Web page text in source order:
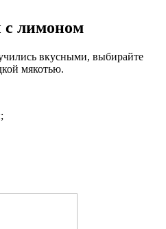
лимоном
вкусными, выбирайте
мякотью.